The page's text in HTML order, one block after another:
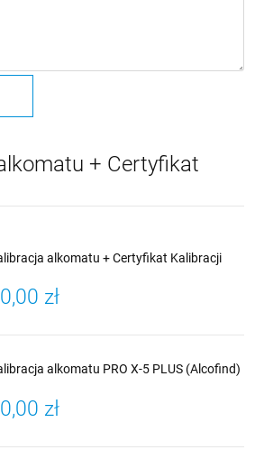
+ Certyfikat
alkomatu + Certyfikat Kalibracji
zł
alkomatu PRO X-5 PLUS (Alcofind)
zł